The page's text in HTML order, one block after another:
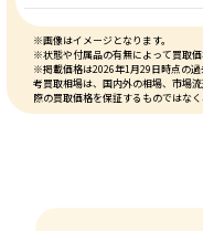
※画像はイメージとなります。
※状態や付属品の有無によって買取価
※掲載価格は2026年1月29日時点の
考買取相場は、国内外の相場、市場
際の買取価格を保証するものではな